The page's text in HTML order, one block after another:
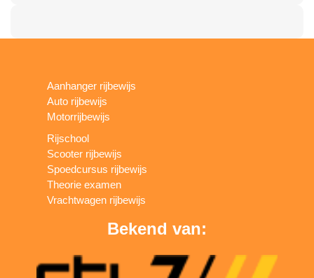
Aanhanger rijbewijs
Auto rijbewijs
Motorrijbewijs
Rijschool
Scooter rijbewijs
Spoedcursus rijbewijs
Theorie examen
Vrachtwagen rijbewijs
Bekend van: